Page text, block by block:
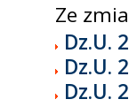
Ze
Dz.U.
Dz.U.
Dz.U.